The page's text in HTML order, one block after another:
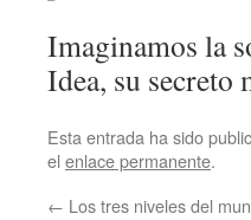
Imaginamos la
Idea, su secreto
Esta entrada ha sido
el enlace permanente.
← Los tres niveles del